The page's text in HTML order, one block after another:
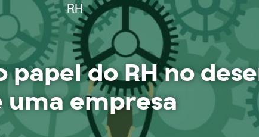
RH
papel do RH no
uma empresa